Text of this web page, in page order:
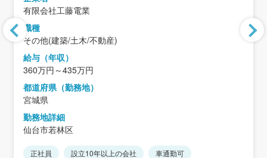
有限会社工藤電業
職種
その他(建築/土木/不動産)
給与（年収）
360万円～435万円
都道府県（勤務地）
宮城県
勤務地詳細
仙台市若林区
正社員 設立10年以上の会社
車通勤可